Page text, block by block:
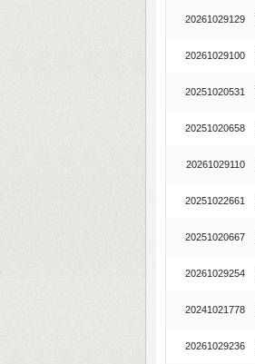
20261029129
20261029100
20251020531
20251020658
20261029110
20251022661
20251020667
20261029254
20241021778
20261029236